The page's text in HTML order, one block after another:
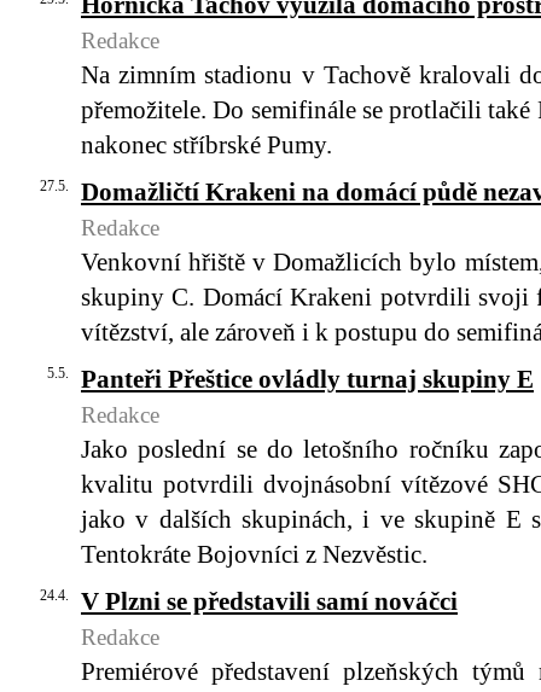
Redakce
Na zimním stadionu v Tachově kralovali
přemožitele. Do semifinále se protlačili
nakonec stříbrské Pumy.
27.5. Domažličtí Krakeni na domácí půdě
Redakce
Venkovní hřiště v Domažlicích bylo
skupiny C. Domácí Krakeni potvrdili svoji
vítězství, ale zároveň i k postupu do
5.5. Panteři Přeštice ovládly turnaj skupiny E
Redakce
Jako poslední se do letošního ročníku
kvalitu potvrdili dvojnásobní vítězové
jako v dalších skupinách, i ve skupině E
Tentokráte Bojovníci z Nezvěstic.
24.4. V Plzni se představili samí nováčci
Redakce
Premiérové představení plzeňských